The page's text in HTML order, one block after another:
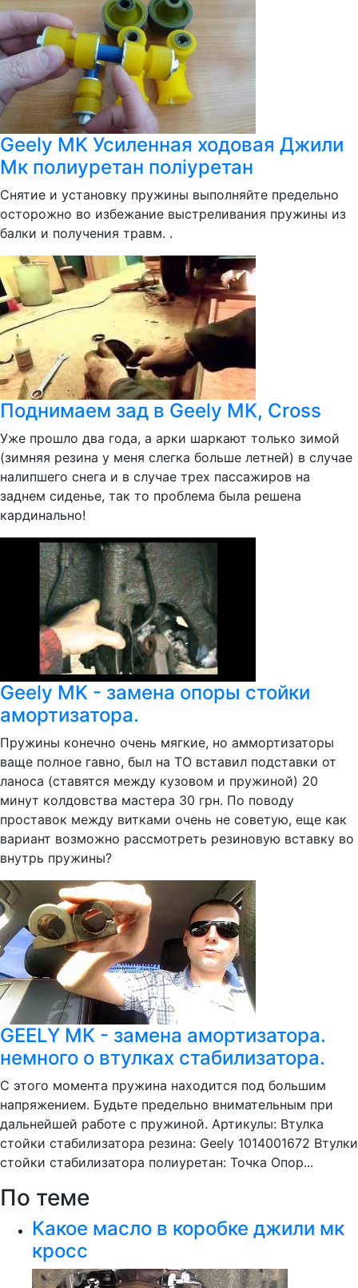
Geely MK Усиленная ходовая Джили
Мк полиуретан поліуретан
Снятие и установку пружины выполняйте предельно
осторожно во избежание выстреливания пружины из
балки и получения травм. .
Поднимаем зад в Geely MK, Cross
Уже прошло два года, а арки шаркают только зимой
(зимняя резина у меня слегка больше летней) в случае
налипшего снега и в случае трех пассажиров на
заднем сиденье, так то проблема была решена
кардинально!
Geely MK - замена опоры стойки
амортизатора.
Пружины конечно очень мягкие, но аммортизаторы
ваще полное гавно, был на ТО вставил подставки от
ланоса (ставятся между кузовом и пружиной) 20
минут колдовства мастера 30 грн. По поводу
проставок между витками очень не советую, еще как
вариант возможно рассмотреть резиновую вставку во
внутрь пружины?
GEELY MK - замена амортизатора.
немного о втулках стабилизатора.
С этого момента пружина находится под большим
напряжением. Будьте предельно внимательным при
дальнейшей работе с пружиной. Артикулы: Втулка
стойки стабилизатора резина: Geely 1014001672 Втулки
стойки стабилизатора полиуретан: Точка Опор...
По теме
Какое масло в коробке джили мк
кросс